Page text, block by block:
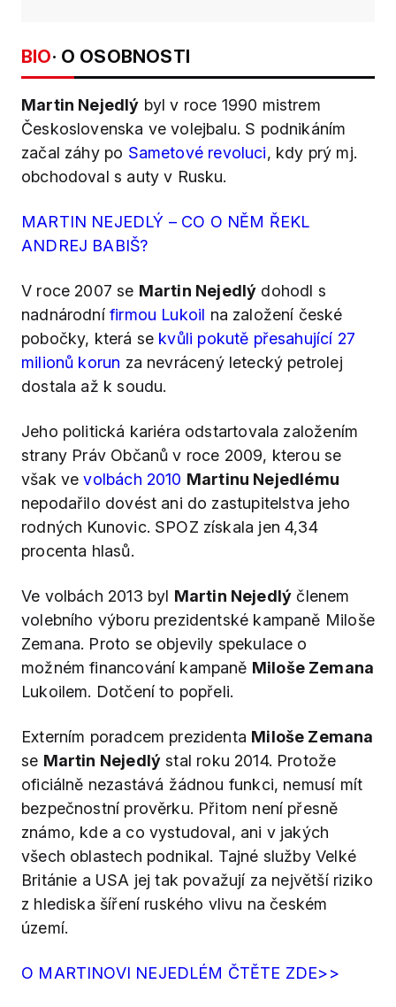
BIO· O OSOBNOSTI
Martin Nejedlý byl v roce 1990 mistrem
Československa ve volejbalu. S podnikáním
začal záhy po Sametové revoluci, kdy prý mj.
obchodoval s auty v Rusku.
MARTIN NEJEDLÝ – CO O NĚM ŘEKL
ANDREJ BABIŠ?
V roce 2007 se Martin Nejedlý dohodl s
nadnárodní firmou Lukoil na založení české
pobočky, která se kvůli pokutě přesahující 27
milionů korun za nevrácený letecký petrolej
dostala až k soudu.
Jeho politická kariéra odstartovala založením
strany Práv Občanů v roce 2009, kterou se
však vevolbách 2010 Martinu Nejedlému
nepodařilo dovést ani do zastupitelstva jeho
rodných Kunovic. SPOZ získala jen 4,34
procenta hlasů.
Ve volbách 2013 byl Martin Nejedlý členem
volebního výboru prezidentské kampaně Miloše
Zemana. Proto se objevily spekulace o
možném financování kampaně Miloše Zemana
Lukoilem. Dotčení to popřeli.
Externím poradcem prezidenta Miloše Zemana
se Martin Nejedlý stal roku 2014. Protože
oficiálně nezastává žádnou funkci, nemusí mít
bezpečnostní prověrku. Přitom není přesně
známo, kde a co vystudoval, ani v jakých
všech oblastech podnikal. Tajné služby Velké
Británie a USA jej tak považují za největší riziko
z hlediska šíření ruského vlivu na českém
území.
O MARTINOVI NEJEDLÉM ČTĚTE ZDE>>